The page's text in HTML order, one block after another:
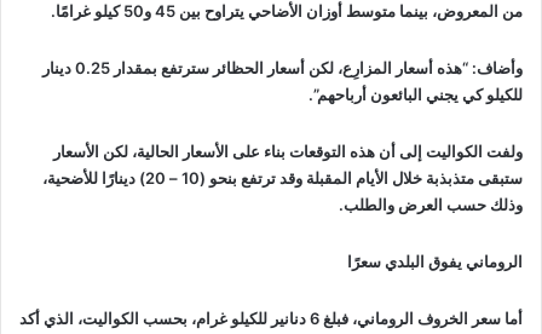
من المعروض، بينما متوسط أوزان الأضاحي يتراوح بين 45 و50 كيلو غرامًا.
وأضاف: “هذه أسعار المزارِع، لكن أسعار الحظائر سترتفع بمقدار 0.25 دينار
للكيلو كي يجني البائعون أرباحهم”.
ولفت الكواليت إلى أن هذه التوقعات بناء على الأسعار الحالية، لكن الأسعار
ستبقى متذبذبة خلال الأيام المقبلة وقد ترتفع بنحو (10 – 20) دينارًا للأضحية،
وذلك حسب العرض والطلب.
الروماني يفوق البلدي سعرًا
أما سعر الخروف الروماني، فبلغ 6 دنانير للكيلو غرام، بحسب الكواليت، الذي أكد